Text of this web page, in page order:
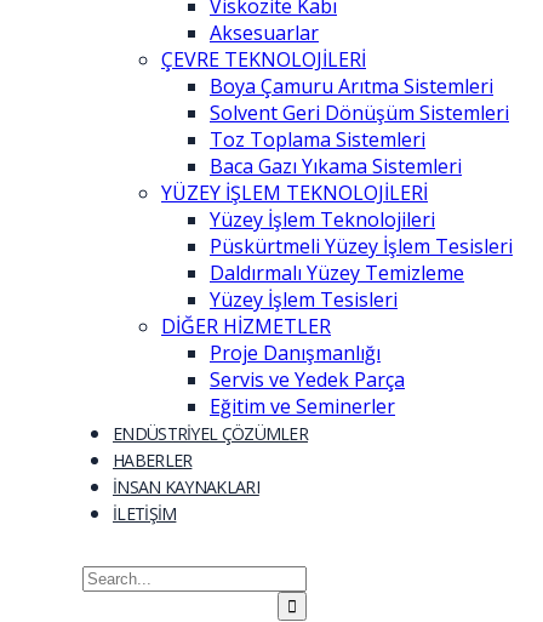
Viskozite Kabı
Aksesuarlar
ÇEVRE TEKNOLOJİLERİ
Boya Çamuru Arıtma Sistemleri
Solvent Geri Dönüşüm Sistemleri
Toz Toplama Sistemleri
Baca Gazı Yıkama Sistemleri
YÜZEY İŞLEM TEKNOLOJİLERİ
Yüzey İşlem Teknolojileri
Püskürtmeli Yüzey İşlem Tesisleri
Daldırmalı Yüzey Temizleme
Yüzey İşlem Tesisleri
DİĞER HİZMETLER
Proje Danışmanlığı
Servis ve Yedek Parça
Eğitim ve Seminerler
ENDÜSTRİYEL ÇÖZÜMLER
HABERLER
İNSAN KAYNAKLARI
İLETİŞİM